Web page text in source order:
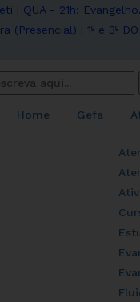
| QUA - 21h:
(Presencial) | 1º e 3º
Home Gefa